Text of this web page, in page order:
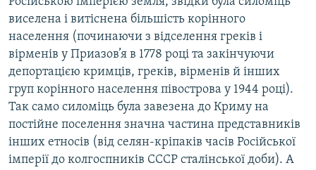
виселена і витіснена більшість корінного
населення (починаючи з відселення греків і
вірменів у Приазов’я в 1778 році та закінчуючи
депортацією кримців, греків, вірменів й інших
груп корінного населення півострова у 1944 році).
Так само силоміць була завезена до Криму на
постійне поселення значна частина представників
інших етносів (від селян-кріпаків часів Російської
імперії до колгоспників СССР сталінської доби). А